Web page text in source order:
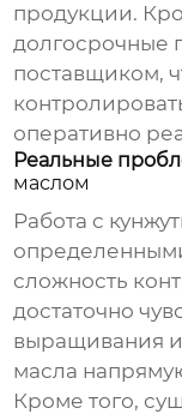
продукции.
долгосрочные
поставщиком,
оперативно
Реальные
маслом
Работа с
сложность
достаточно
выращивания и
масла
Кроме того,